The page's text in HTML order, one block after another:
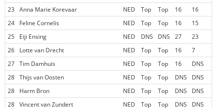
23 Anna Marie Korevaar NED Top Top 16
16
24
Feline Cornelis NED Top Top 16
15
25
Eiji Ensing NED DNS DNS 27
23
26
Lotte van Drecht NED Top Top 16
7
27 Tim Damhuis NED Top Top 16
DNS
28 Thijs van Oosten NED Top Top DNS
DNS
28
Harm Bron NED Top Top DNS
DNS
28 Vincent van Zundert NED Top Top DNS
DNS